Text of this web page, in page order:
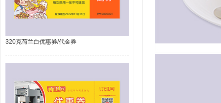
320克荷兰白优惠券/代金券